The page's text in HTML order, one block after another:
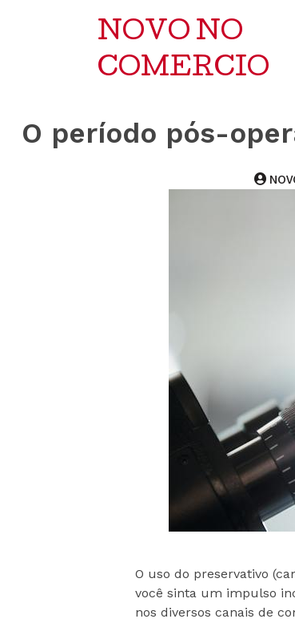
NOVO NO
COMERCIO
O período pós-
O uso do preservativo
você sinta um impulso
nos diversos canais de